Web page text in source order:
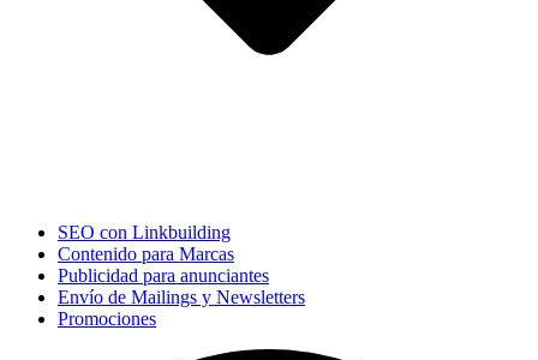
SEO con Linkbuilding
Contenido para Marcas
Publicidad para anunciantes
Envío de Mailings y Newsletters
Promociones